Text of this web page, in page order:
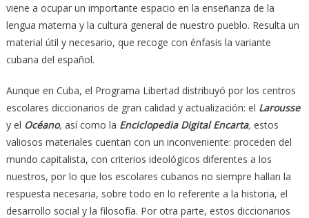
viene a ocupar un importante espacio en la enseñanza de la
lengua materna y la cultura general de nuestro pueblo. Resulta un
material útil y necesario, que recoge con énfasis la variante
cubana del español.
Aunque en Cuba, el Programa Libertad distribuyó por los centros
escolares diccionarios de gran calidad y actualización: el Larousse
y el Océano, así como la Enciclopedia DigitalEncarta, estos
valiosos materiales cuentan con un inconveniente: proceden del
mundo capitalista, con criterios ideológicos diferentes a los
nuestros, por lo que los escolares cubanos no siempre hallan la
respuesta necesaria, sobre todo en lo referente a la historia, el
desarrollo social y la filosofía. Por otra parte, estos diccionarios